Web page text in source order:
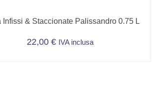
Infissi & Staccionate Palissandro 0.75 L
22,00 € IVA inclusa